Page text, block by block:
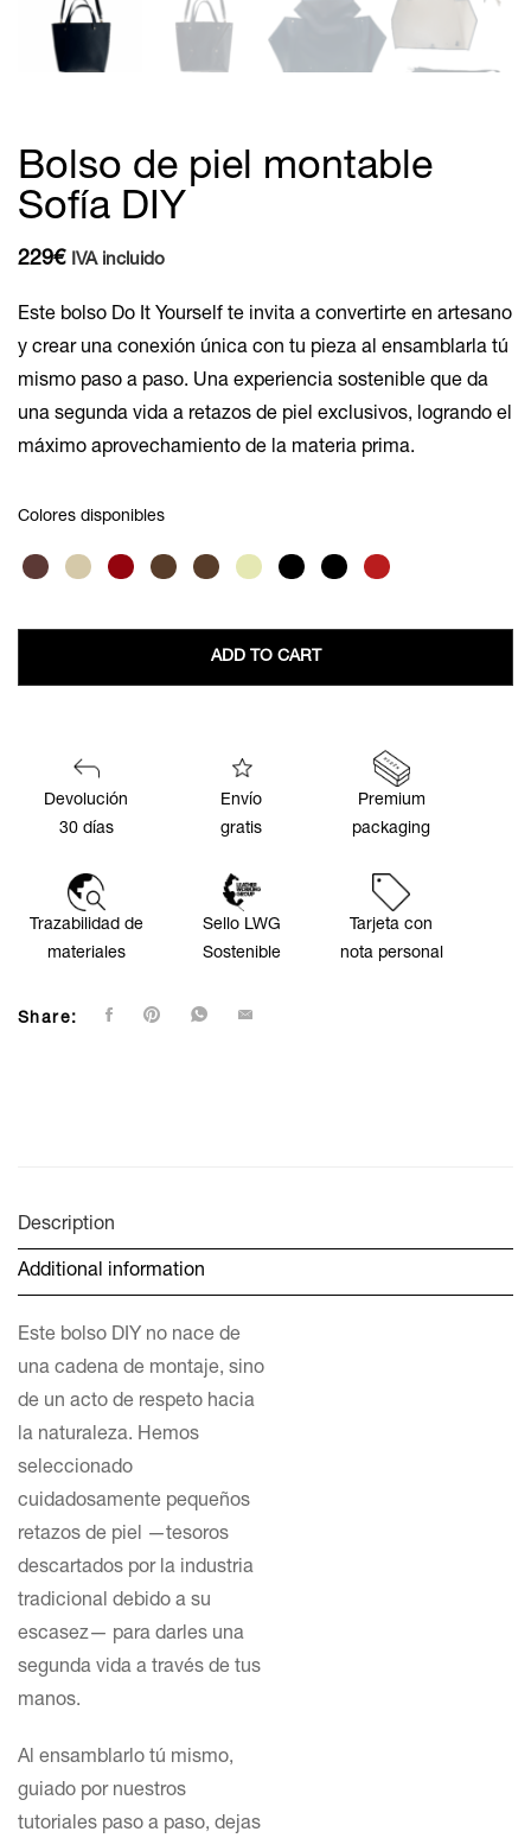
Bolso de piel montable
Sofía DIY
229€ IVA incluido
Este bolso Do It Yourself te invita a convertirte en artesano
y crear una conexión única con tu pieza al ensamblarla tú
mismo paso a paso. Una experiencia sostenible que da
una segunda vida a retazos de piel exclusivos, logrando el
máximo aprovechamiento de la materia prima.
Colores disponibles
ADD TO CART
Devolución
30 días
Envío
gratis
Premium
packaging
Trazabilidad de
materiales
Sello LWG
Sostenible
Tarjeta con
nota personal
Share:
Description
Additional information
Este bolso DIY no nace de
una cadena de montaje, sino
de un acto de respeto hacia
la naturaleza. Hemos
seleccionado
cuidadosamente pequeños
retazos de piel —tesoros
descartados por la industria
tradicional debido a su
escasez— para darles una
segunda vida a través de tus
manos.
Al ensamblarlo tú mismo,
guiado por nuestros
tutoriales paso a paso, dejas